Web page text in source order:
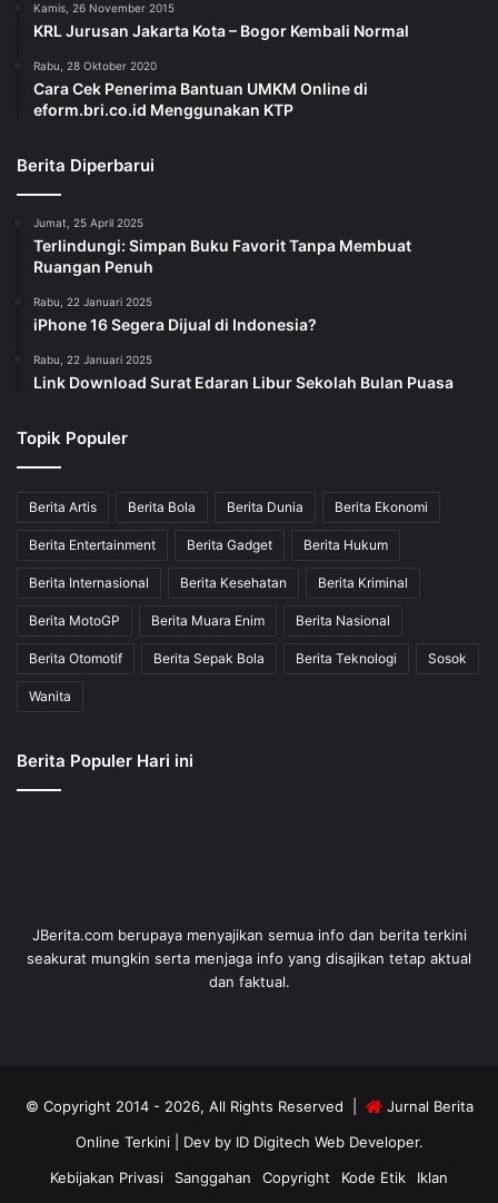
Kamis, 26 November 2015
KRL Jurusan Jakarta Kota – Bogor Kembali Normal
Rabu, 28 Oktober 2020
Cara Cek Penerima Bantuan UMKM Online di
eform.bri.co.id Menggunakan KTP
Berita Diperbarui
Jumat, 25 April 2025
Terlindungi: Simpan Buku Favorit Tanpa Membuat
Ruangan Penuh
Rabu, 22 Januari 2025
iPhone 16 Segera Dijual di Indonesia?
Rabu, 22 Januari 2025
Link Download Surat Edaran Libur Sekolah Bulan Puasa
Topik Populer
Berita Artis Berita Bola Berita Dunia Berita Ekonomi
Berita Entertainment Berita Gadget Berita Hukum
Berita Internasional Berita Kesehatan Berita Kriminal
Berita MotoGP Berita Muara Enim Berita Nasional
Berita Otomotif Berita Sepak Bola Berita Teknologi Sosok
Wanita
Berita Populer Hari ini
JBerita.com berupaya menyajikan semua info dan berita terkini
seakurat mungkin serta menjaga info yang disajikan tetap aktual
dan faktual.
© Copyright 2014 - 2026, All Rights Reserved |
Jurnal Berita
Online Terkini| Dev by ID Digitech Web Developer.
Kebijakan Privasi
Sanggahan Copyright Kode Etik Iklan